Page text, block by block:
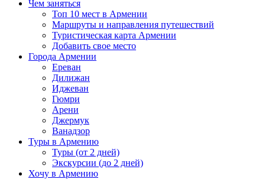
Чем заняться
Топ 10 мест в Армении
Маршруты и направления путешествий
Туристическая карта Армении
Добавить свое место
Города Армении
Ереван
Дилижан
Иджеван
Гюмри
Арени
Джермук
Ванадзор
Туры в Армению
Туры (от 2 дней)
Экскурсии (до 2 дней)
Хочу в Армению